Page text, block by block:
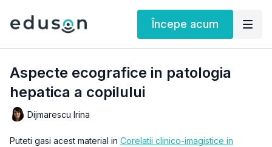
Începe acum
Aspecte ecografice in patologia
hepatica a copilului
Dijmarescu Irina
Puteti gasi acest material in Corelatii clinico-imagistice in